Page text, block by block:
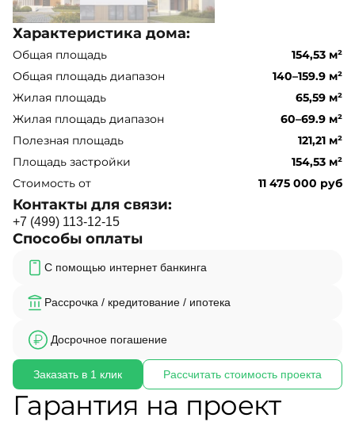
Характеристика дома:
Общая площадь
154,53 м²
Общая площадь диапазон
140–159.9 м²
Жилая площадь
65,59 м²
Жилая площадь диапазон
60–69.9 м²
Полезная площадь
121,21 м²
Площадь застройки
154,53 м²
Стоимость от
11 475 000 руб
Контакты для связи:
+7 (499) 113-12-15
Способы оплаты
С помощью интернет банкинга
Рассрочка / кредитование / ипотека
Досрочное погашение
Заказать в 1 клик Рассчитать стоимость проекта
Гарантия на проект